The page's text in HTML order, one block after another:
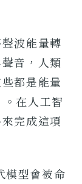
波能量轉
音，人類
都是能量
在人工智
完成這項
型會被命